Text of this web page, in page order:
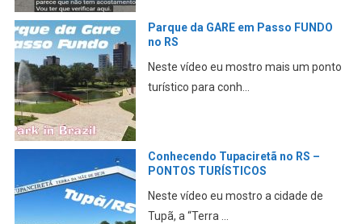
Parque da GARE em Passo FUNDO
no RS
Neste vídeo eu mostro mais um ponto
turístico para conh...
Conhecendo Tupaciretã no RS –
PONTOS TURÍSTICOS
Neste vídeo eu mostro a cidade de
Tupã, a “Terra ...